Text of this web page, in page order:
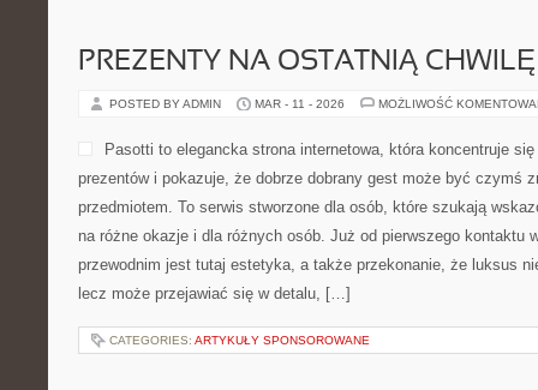
PREZENTY NA OSTATNIĄ CHWILĘ
POSTED BY ADMIN MAR - 11 - 2026 MOŻLIWOŚĆ
Pasotti to elegancka strona internetowa, która koncentruje
prezentów i pokazuje, że dobrze dobrany gest może być czymś
przedmiotem. To serwis stworzone dla osób, które szukają
na różne okazje i dla różnych osób. Już od pierwszego kontaktu
przewodnim jest tutaj estetyka, a także przekonanie, że luksus
lecz może przejawiać się w detalu, […]
CATEGORIES: ARTYKUŁY SPONSOROWANE